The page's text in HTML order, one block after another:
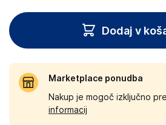
Dodaj v
Marketplace ponudba
Nakup je mogoč izključno
informacij